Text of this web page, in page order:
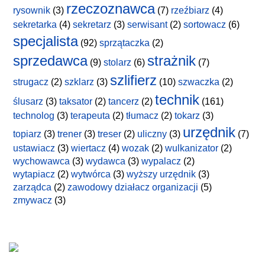
rysownik (3) rzeczoznawca(7) rzeźbiarz (4)
sekretarka (4) sekretarz (3) serwisant(2) sortowacz (6)
specjalista(92) sprzątaczka (2)
sprzedawca(9) stolarz (6) strażnik (7)
strugacz (2) szklarz (3) szlifierz (10) szwaczka (2)
ślusarz (3) taksator (2) tancerz (2) technik (161)
technolog (3) terapeuta (2) tłumacz (2) tokarz (3)
topiarz (3) trener (3) treser (2) uliczny (3) urzędnik (7)
ustawiacz (3) wiertacz (4) wozak (2) wulkanizator (2)
wychowawca (3) wydawca (3) wypalacz (2)
wytapiacz (2) wytwórca (3) wyższy urzędnik (3)
zarządca (2) zawodowy działacz organizacji (5)
zmywacz (3)